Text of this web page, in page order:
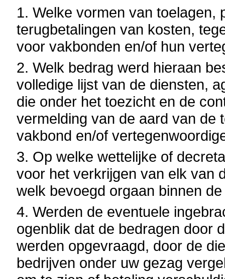
1. Welke vormen van toelagen,
terugbetalingen van kosten,
voor vakbonden en/of hun
2. Welk bedrag werd hieraan
volledige lijst van de diensten,
die onder het toezicht en de
vermelding van de aard van de
vakbond en/of
3. Op welke wettelijke of
voor het verkrijgen van elk van
welk bevoegd orgaan binnen
4. Werden de eventuele
ogenblik dat de bedragen door
werden opgevraagd, door de
bedrijven onder uw gezag